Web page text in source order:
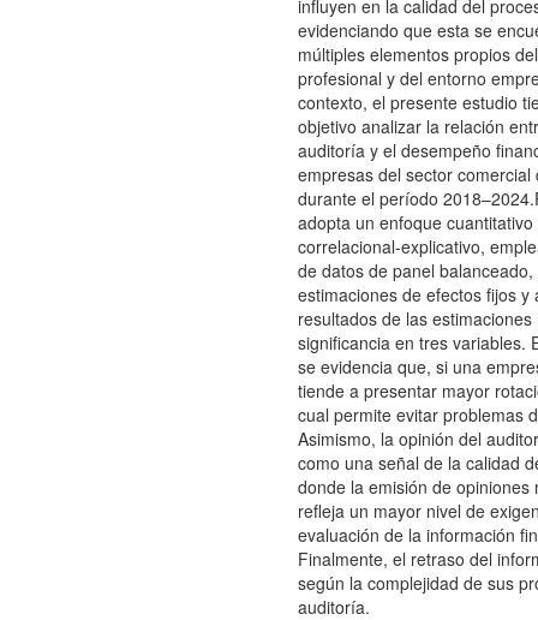
influyen en la calidad del
evidenciando que esta se
múltiples elementos propios
profesional y del entorno
contexto, el presente estudio
objetivo analizar la relación
auditoría y el desempeño
empresas del sector comercial
durante el período
adopta un enfoque
correlacional-explicativo,
de datos de panel
estimaciones de efectos fijos y
resultados de las
significancia en tres variables.
se evidencia que, si una
tiende a presentar mayor
cual permite evitar problemas
Asimismo, la opinión del
como una señal de la calidad
donde la emisión de opiniones
refleja un mayor nivel de
evaluación de la información
Finalmente, el retraso del
según la complejidad de sus
auditoría.